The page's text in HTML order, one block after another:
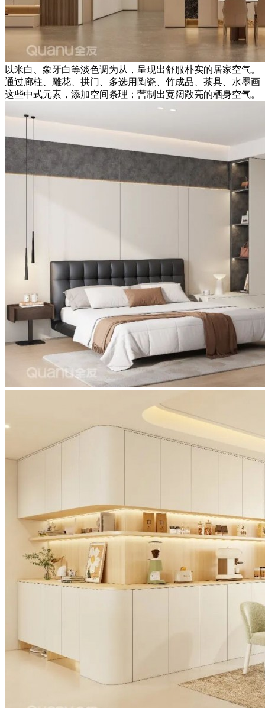
以米白、象牙白等淡色调为从，呈现出舒服朴实的居家空气。
通过廊柱、雕花、拱门、多选用陶瓷、竹成品、茶具、水墨画
这些中式元素，添加空间条理；营制出宽阔敞亮的栖身空气。